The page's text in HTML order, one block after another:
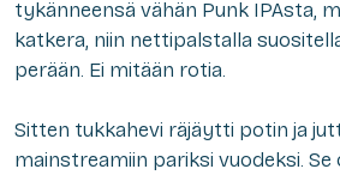
tykänneensä vähän Punk IPAsta,
katkera, niin nettipalstalla
perään. Ei mitään rotia.
Sitten tukkahevi räjäytti potin ja
mainstreamiin pariksi vuodeksi. Se